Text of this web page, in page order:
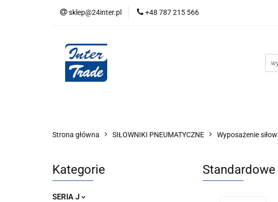
sklep@24inter.pl +48 787 215 566
AUDYT SPRĘŻONEGO POWIETRZA SERIA J
AUDYT SPRĘŻONEGO
Strona główna SIŁOWNIKI PNEUMATYCZNE Wyposażenie
Kategorie
SERIA J
Standardowe